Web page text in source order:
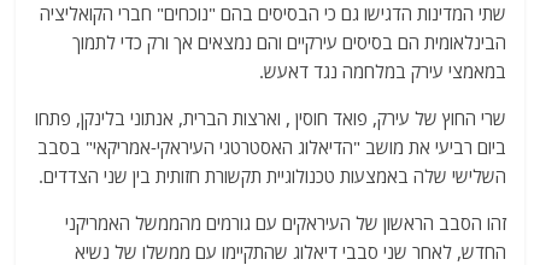
שתי המדינות הדגישו גם כי הבסיסים בהם "נוכחים" חברי הקואליציה
הבינלאומית הם בסיסים עירקיים והם נמצאים אך ורק כדי לתמוך
במאמצי עירק במלחמה נגד דאעש.
שרי החוץ של עירק, פואד חוסין , וארצות הברית, אנתוני בלינקן, פתחו
ביום רביעי את מושב "הדיאלוג האסטרטגי העיראקי-אמריקאי" בסבב
השלישי שלה באמצעות טכנולוגיית תקשורת חזותית בין שני הצדדים.
זהו הסבב הראשון של העיראקים עם גורמים מהממשל האמריקני
החדש, לאחר שני סבבי דיאלוג שהתקיימו עם ממשלו של נשיא